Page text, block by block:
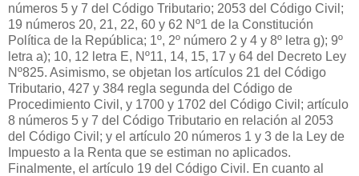
números 5 y 7 del Código Tributario; 2053 del Código Civil;
19 números 20, 21, 22, 60 y 62 Nº1 de la Constitución
Política de la República; 1º, 2º número 2 y 4 y 8º letra g); 9º
letra a); 10, 12 letra E, Nº11, 14, 15, 17 y 64 del Decreto Ley
Nº825. Asimismo, se objetan los artículos 21 del Código
Tributario, 427 y 384 regla segunda del Código de
Procedimiento Civil, y 1700 y 1702 del Código Civil; artículo
8 números 5 y 7 del Código Tributario en relación al 2053
del Código Civil; y el artículo 20 números 1 y 3 de la Ley de
Impuesto a la Renta que se estiman no aplicados.
Finalmente, el artículo 19 del Código Civil. En cuanto al